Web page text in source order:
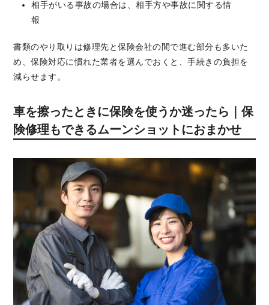
相手がいる事故の場合は、相手方や事故に関する情
報
書類のやり取りは修理先と保険会社の間で進む部分も多いた
め、保険対応に慣れた業者を選んでおくと、手続きの負担を
減らせます。
車を擦ったときに保険を使うか迷ったら｜保
険修理もできるムーンショットにおまかせ